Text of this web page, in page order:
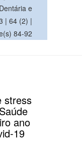
e
| 64 (2) |
84-92
stress
ano
19